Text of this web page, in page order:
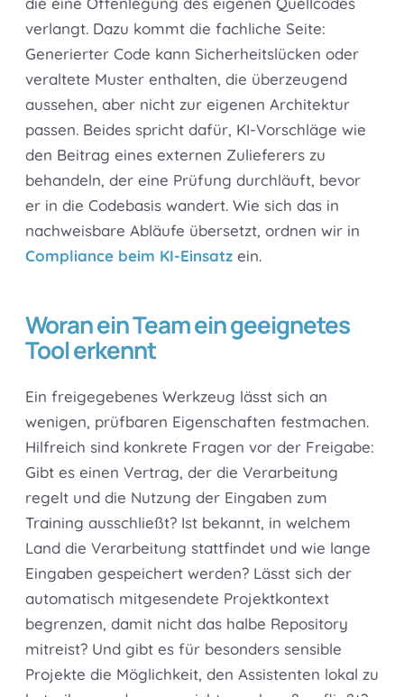
verlangt. Dazu kommt die fachliche Seite:
Generierter Code kann Sicherheitslücken oder
veraltete Muster enthalten, die überzeugend
aussehen, aber nicht zur eigenen Architektur
passen. Beides spricht dafür, KI-Vorschläge wie
den Beitrag eines externen Zulieferers zu
behandeln, der eine Prüfung durchläuft, bevor
er in die Codebasis wandert. Wie sich das in
nachweisbare Abläufe übersetzt, ordnen wir in
Compliance beim KI-Einsatz ein.
Woran ein Team ein geeignetes
Tool erkennt
Ein freigegebenes Werkzeug lässt sich an
wenigen, prüfbaren Eigenschaften festmachen.
Hilfreich sind konkrete Fragen vor der Freigabe:
Gibt es einen Vertrag, der die Verarbeitung
regelt und die Nutzung der Eingaben zum
Training ausschließt? Ist bekannt, in welchem
Land die Verarbeitung stattfindet und wie lange
Eingaben gespeichert werden? Lässt sich der
automatisch mitgesendete Projektkontext
begrenzen, damit nicht das halbe Repository
mitreist? Und gibt es für besonders sensible
Projekte die Möglichkeit, den Assistenten lokal zu